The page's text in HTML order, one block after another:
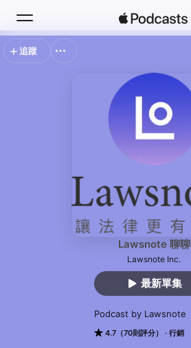
Lawsnote 聊聊
Lawsnote Inc.
4.7（70則評分） 行銷
Podcast by Lawsnote
最新單集
追蹤